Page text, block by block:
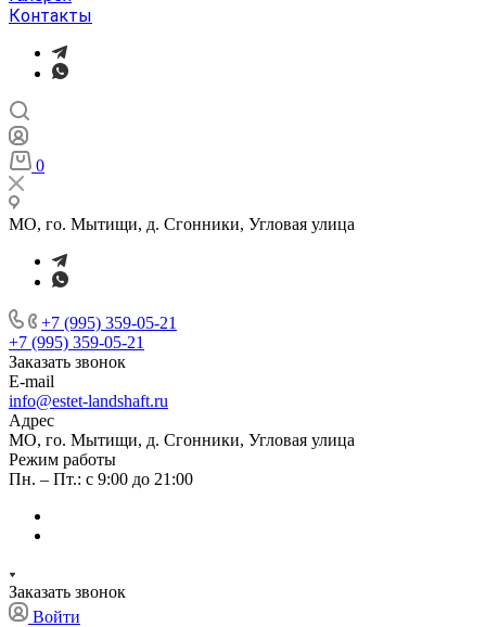
Контакты
0
МО, го. Мытищи, д. Сгонники, Угловая улица
+7 (995) 359-05-21
+7 (995) 359-05-21
Заказать звонок
E-mail
info@estet-landshaft.ru
Адрес
МО, го. Мытищи, д. Сгонники, Угловая улица
Режим работы
Пн. – Пт.: с 9:00 до 21:00
Заказать звонок
Войти